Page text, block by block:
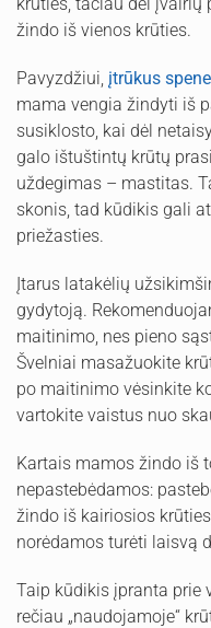
žindo iš vienos krūties.
Pavyzdžiui, įtrūkus
mama vengia žindyti iš
susiklosto, kai dėl
galo ištuštintų krūtų
uždegimas – mastitas.
skonis, tad kūdikis gali
priežasties.
Įtarus latakėlių
gydytoją.
maitinimo, nes pieno
Švelniai masažuokite
po maitinimo vėsinkite
vartokite vaistus nuo
Kartais mamos žindo iš
nepastebėdamos:
žindo iš kairiosios
norėdamos turėti laisvą
Taip kūdikis įpranta prie
rečiau „naudojamoje“